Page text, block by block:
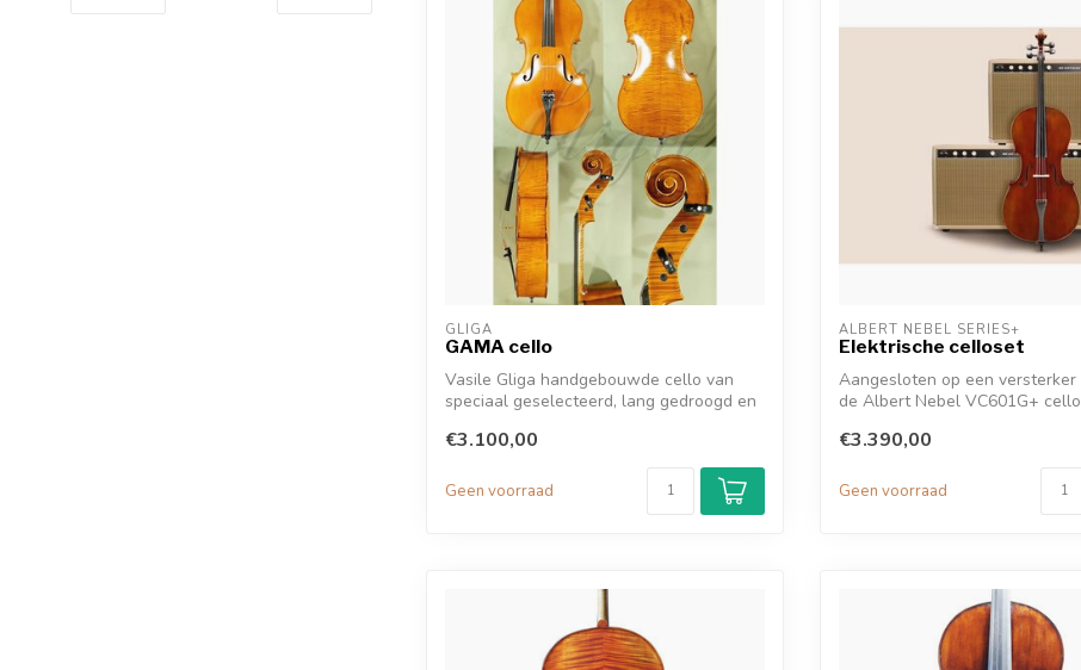
GLIGA
GAMA cello
Vasile Gliga handgebouwde cello van
speciaal geselecteerd, lang gedroogd en
€3.100,00
Geen voorraad
ALBERT NEBEL SERIES+
Elektrische celloset
Aangesloten op een
de Albert Nebel VC601G+
€3.390,00
Geen voorraad